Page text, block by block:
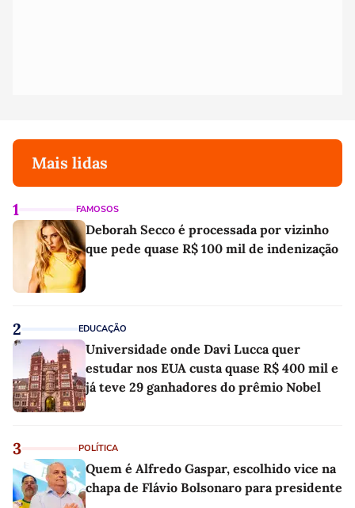
Mais lidas
1 FAMOSOS
Deborah Secco é processada por vizinho
que pede quase R$ 100 mil de indenização
2 EDUCAÇÃO
Universidade onde Davi Lucca quer
estudar nos EUA custa quase R$ 400 mil e
já teve 29 ganhadores do prêmio Nobel
3 POLÍTICA
Quem é Alfredo Gaspar, escolhido vice na
chapa de Flávio Bolsonaro para presidente